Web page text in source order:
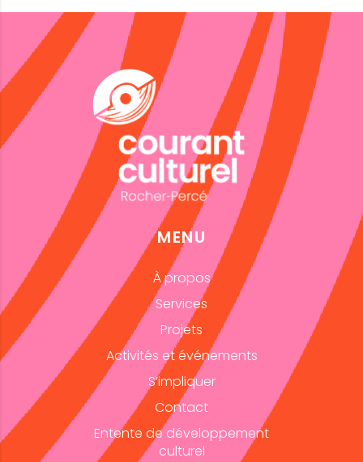
MENU
À propos
Services
Projets
Activités et événements
S’impliquer
Contact
Entente de développement
culturel